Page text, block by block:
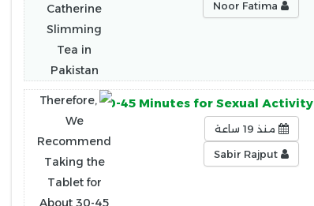
for About 30-45 Minutes for Sexual Activity.
منذ 19 ساعة